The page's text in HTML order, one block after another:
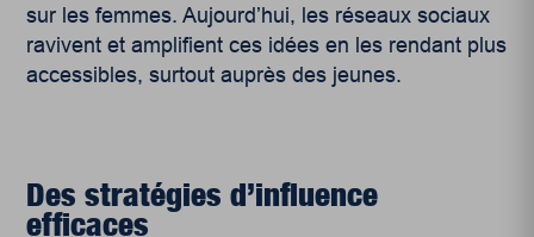
sur les femmes. Aujourd’hui, les réseaux sociaux
ravivent et amplifient ces idées en les rendant plus
accessibles, surtout auprès des jeunes.
Des stratégies d’influence
efficaces